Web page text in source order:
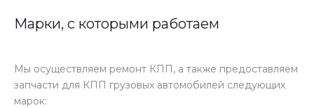
Марки, с которыми работаем
Мы осуществляем ремонт КПП, а также предоставляем
запчасти для КПП грузовых автомобилей следующих
марок: